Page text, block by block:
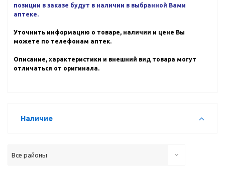
позиции в заказе будут в наличии в выбранной Вами
аптеке.
Уточнить информацию о товаре, наличии и цене Вы
можете по телефонам аптек.
Описание, характеристики и внешний вид товара могут
отличаться от оригинала.
Наличие
Все районы